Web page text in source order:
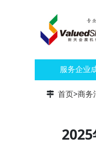
服务企业
首页>商务